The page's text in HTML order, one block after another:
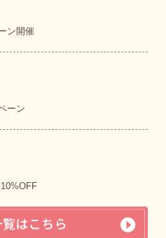
ン開催
ーン